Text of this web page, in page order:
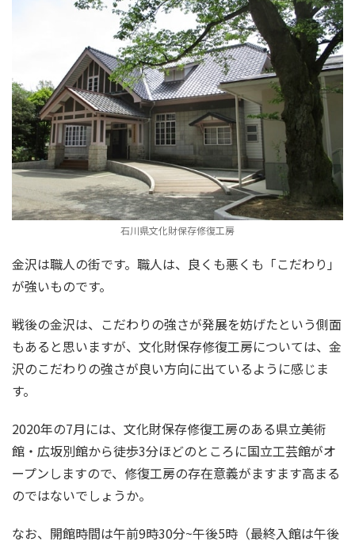
石川県文化財保存修復工房
金沢は職人の街です。職人は、良くも悪くも「こだわり」
が強いものです。
戦後の金沢は、こだわりの強さが発展を妨げたという側面
もあると思いますが、文化財保存修復工房については、金
沢のこだわりの強さが良い方向に出ているように感じま
す。
2020年の7月には、文化財保存修復工房のある県立美術
館・広坂別館から徒歩3分ほどのところに国立工芸館がオ
ープンしますので、修復工房の存在意義がますます高まる
のではないでしょうか。
なお、開館時間は午前9時30分~午後5時（最終入館は午後